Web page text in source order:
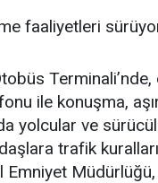
faaliyetleri
Terminali’nde,
ile konuşma,
yolcular ve
trafik
Emniyet